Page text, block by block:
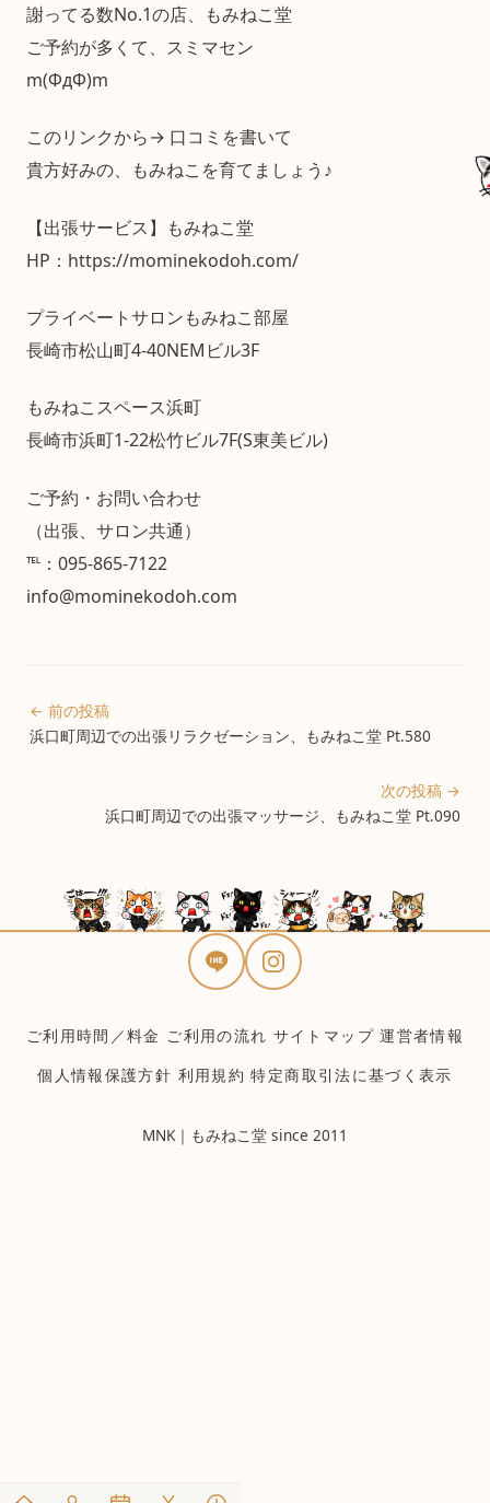
謝ってる数No.1の店、もみねこ堂
ご予約が多くて、スミマセン
m(ΦдΦ)m
このリンクから→ 口コミを書いて
貴方好みの、もみねこを育てましょう♪
【出張サービス】もみねこ堂
HP：https://mominekodoh.com/
プライベートサロンもみねこ部屋
長崎市松山町4-40NEMビル3F
もみねこスペース浜町
長崎市浜町1-22松竹ビル7F(S東美ビル)
ご予約・お問い合わせ
（出張、サロン共通）
℡：095-865-7122
info@mominekodoh.com
← 前の投稿
浜口町周辺での出張リラクゼーション、もみねこ堂 Pt.580
次の投稿 →
浜口町周辺での出張マッサージ、もみねこ堂 Pt.090
ご利用時間／料金 ご利用の流れ サイトマップ 運営者情報
個人情報保護方針 利用規約 特定商取引法に基づく表示
MNK｜もみねこ堂 since 2011